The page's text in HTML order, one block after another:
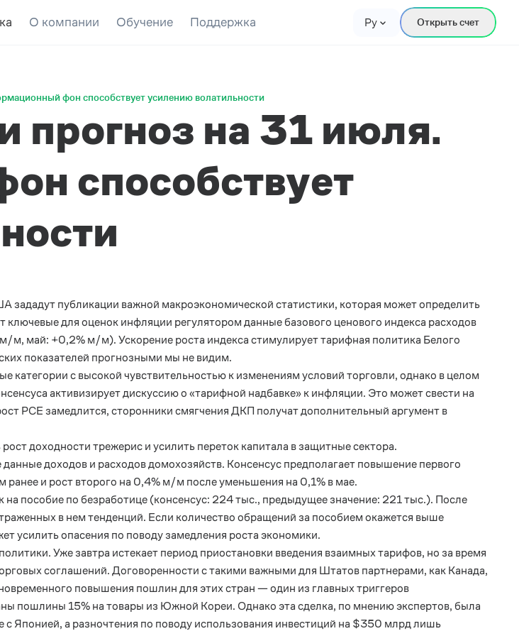
О компании Обучение Поддержка Ру Открыть счет
фон способствует усилению волатильности
на 31 июля.
способствует
публикации важной макроэкономической статистики, которая может определить
для оценок инфляции регулятором данные базового ценового индекса расходов
м, май: +0,2% м/м). Ускорение роста индекса стимулирует тарифная политика Белого
показателей прогнозными мы не видим.
с высокой чувствительностью к изменениям условий торговли, однако в целом
активизирует дискуссию о «тарифной надбавке» к инфляции. Это может свести на
PCE замедлится, сторонники смягчения ДКП получат дополнительный аргумент в
доходности трежерис и усилить переток капитала в защитные сектора.
доходов и расходов домохозяйств. Консенсус предполагает повышение первого
и рост второго на 0,4% м/м после уменьшения на 0,1% в мае.
на пособие по безработице (консенсус: 224 тыс., предыдущее значение: 221 тыс.). После
в нем тенденций. Если количество обращений за пособием окажется выше
усилить опасения по поводу замедления роста экономики.
Уже завтра истекает период приостановки введения взаимных тарифов, но за время
соглашений. Договоренности с такими важными для Штатов партнерами, как Канада,
повышения пошлин для этих стран — один из главных триггеров
пошлины 15% на товары из Южной Кореи. Однако эта сделка, по мнению экспертов, была
Японией, а разночтения по поводу использования инвестиций на $350 млрд лишь